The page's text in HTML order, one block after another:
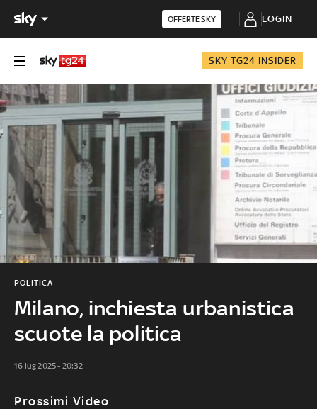
OFFERTE SKY LOGIN
SKY TG24 INSIDER
Milano, inchiesta urbanistica
scuote la politica
POLITICA
16 lug 2025 - 20:32
Prossimi Video